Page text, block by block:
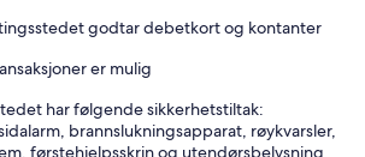
godtar debetkort og kontanter
er mulig
har følgende sikkerhetstiltak:
brannslukningsapparat, røykvarsler,
førstehjelpsskrin og utendørsbelysning